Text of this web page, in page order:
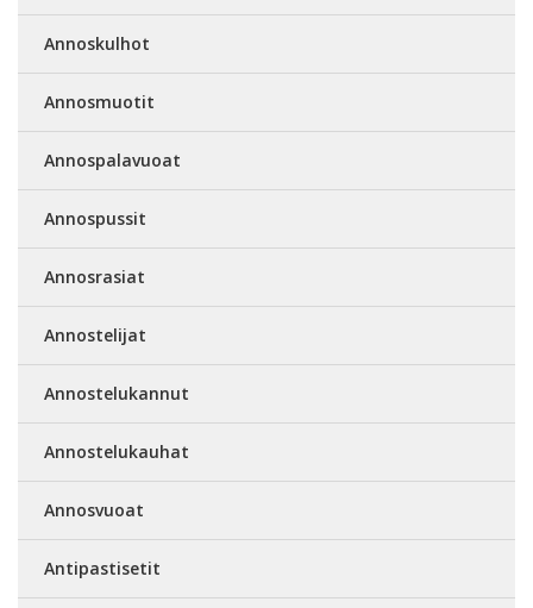
Annoskulhot
Annosmuotit
Annospalavuoat
Annospussit
Annosrasiat
Annostelijat
Annostelukannut
Annostelukauhat
Annosvuoat
Antipastisetit